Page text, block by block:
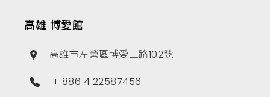
高雄 博愛館
高雄市左營區博愛三路102號
+ 886 4 22587456